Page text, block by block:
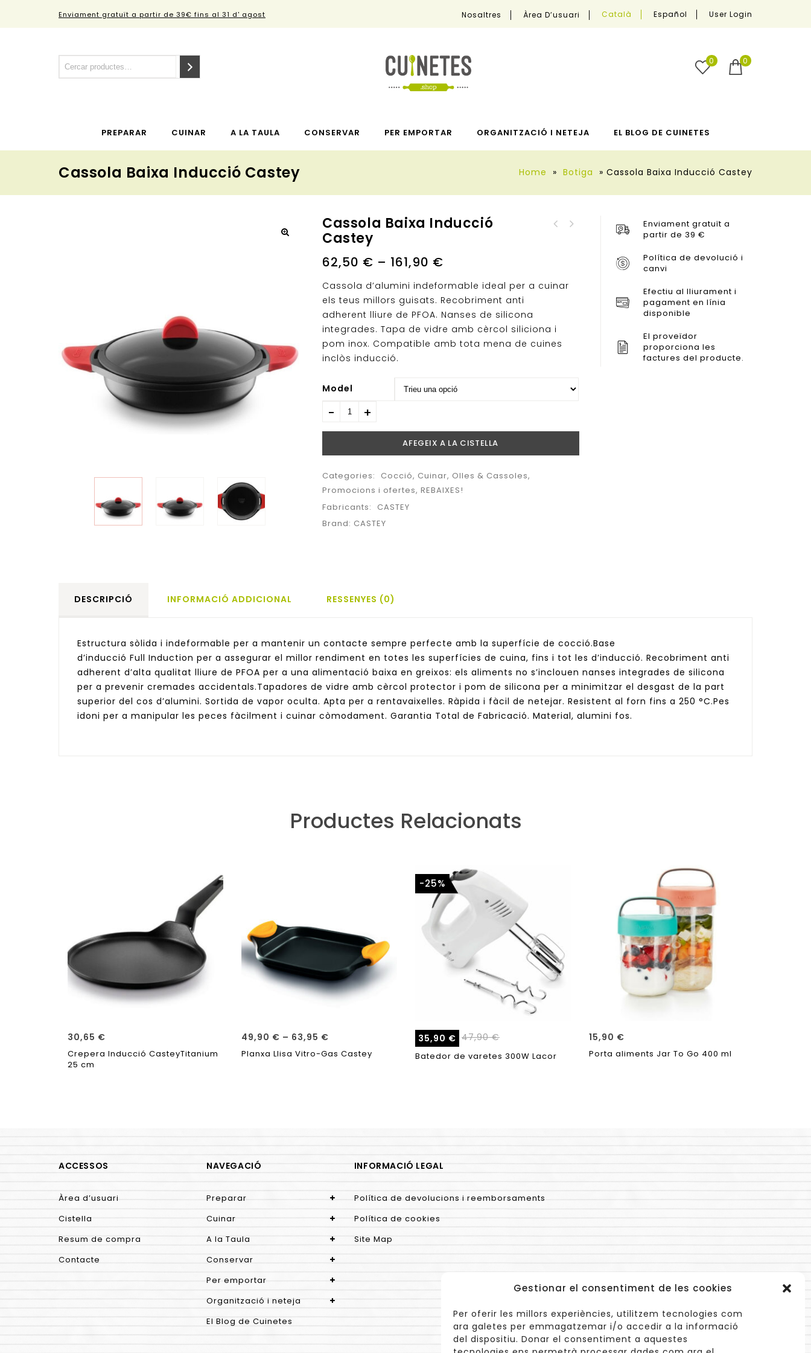
Gestionar el consentiment de les cookies
Per oferir les millors experiències, utilitzem tecnologies com
ara galetes per emmagatzemar i/o accedir a la informació
del dispositiu. Donar el consentiment a aquestes
Enviament gratuït a partir de 39€ fins al 31 d' agost Nosaltres Àrea D’usuari Català Español User Login
0
0
PREPARAR CUINAR A LA TAULA CONSERVAR PER EMPORTAR ORGANITZACIÓ I NETEJA EL BLOG DE CUINETES
Cassola Baixa Inducció Castey Home » Botiga » Cassola Baixa Inducció Castey
Cassola Baixa Inducció
Castey
62,50 € – 161,90 €
Cassola d’alumini indeformable ideal per a cuinar
els teus millors guisats. Recobriment anti
adherent lliure de PFOA. Nanses de silicona
integrades. Tapa de vidre amb cèrcol siliciona i
pom inox. Compatible amb tota mena de cuines
inclòs inducció.
Model
AFEGEIX A LA CISTELLA
Categories: Cocció, Cuinar, Olles & Cassoles,
Promocions i ofertes, REBAIXES!
Fabricants:
CASTEY
Brand: CASTEY
Enviament gratuït a
partir de 39 €
Política de devolució i
canvi
Efectiu al lliurament i
pagament en línia
disponible
El proveïdor
proporciona les
factures del producte.
DESCRIPCIÓ INFORMACIÓ ADDICIONAL RESSENYES (0)
Estructura sòlida i indeformable per a mantenir un contacte sempre perfecte amb la superfície de cocció.Base
d’inducció Full Induction per a assegurar el millor rendiment en totes les superfícies de cuina, fins i tot les d’inducció. Recobriment anti
adherent d’alta qualitat lliure de PFOA per a una alimentació baixa en greixos: els aliments no s’inclouen nanses integrades de silicona
per a prevenir cremades accidentals.Tapadores de vidre amb cèrcol protector i pom de silicona per a minimitzar el desgast de la part
superior del cos d’alumini. Sortida de vapor oculta. Apta per a rentavaixelles. Ràpida i fàcil de netejar. Resistent al forn fins a 250 °C.Pes
idoni per a manipular les peces fàcilment i cuinar còmodament. Garantia Total de Fabricació. Material, alumini fos.
Productes Relacionats
30,65 €
Crepera Inducció CasteyTitanium
25 cm
49,90 € – 63,95 €
Planxa Llisa Vitro-Gas Castey
-25%
47,90€
35,90 €
Batedor de varetes 300W Lacor
15,90 €
Porta aliments Jar To Go 400 ml
ACCESSOS
Àrea d’usuari
Cistella
Resum de compra
Contacte
NAVEGACIÓ
Preparar
Cuinar
A la Taula
Conservar
Per emportar
Organització i neteja
El Blog de Cuinetes
INFORMACIÓ LEGAL
Política de devolucions i reemborsaments
Política de cookies
Site Map